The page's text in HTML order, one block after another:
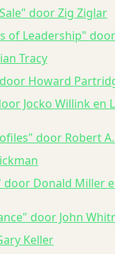
door Zig Ziglar
of Leadership"
Tracy
Howard
Jocko Willink en
door Robert
Donald Miller
door John
Keller